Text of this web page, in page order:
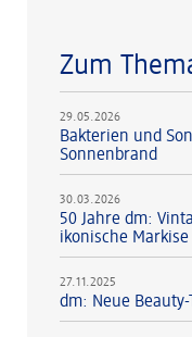
Zum
29.05.2026
Bakterien und
Sonnenbrand
30.03.2026
50 Jahre dm:
ikonische
27.11.2025
dm: Neue